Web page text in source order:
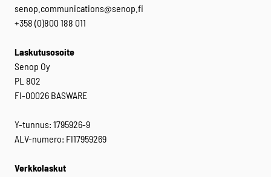
senop.communications@senop.fi
+358 (0)800 188 011
Laskutusosoite
Senop Oy
PL 802
FI-00026 BASWARE
Y-tunnus: 1795926-9
ALV-numero: FI17959269
Verkkolaskut